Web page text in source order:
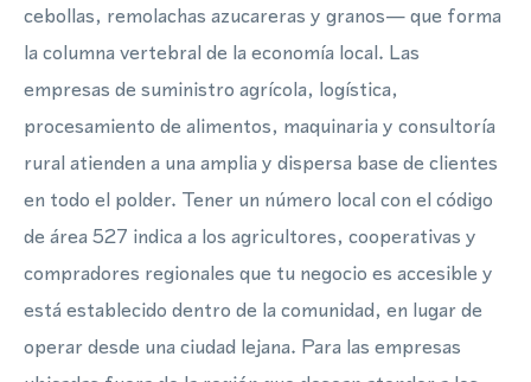
cebollas, remolachas azucareras y granos— que forma
la columna vertebral de la economía local. Las
empresas de suministro agrícola, logística,
procesamiento de alimentos, maquinaria y consultoría
rural atienden a una amplia y dispersa base de clientes
en todo el polder. Tener un número local con el código
de área 527 indica a los agricultores, cooperativas y
compradores regionales que tu negocio es accesible y
está establecido dentro de la comunidad, en lugar de
operar desde una ciudad lejana. Para las empresas